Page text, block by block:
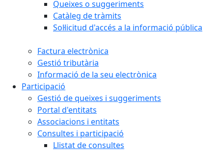
Queixes o suggeriments
Catàleg de tràmits
Sol·licitud d'accés a la informació pública
Factura electrònica
Gestió tributària
Informació de la seu electrònica
Participació
Gestió de queixes i suggeriments
Portal d'entitats
Associacions i entitats
Consultes i participació
Llistat de consultes